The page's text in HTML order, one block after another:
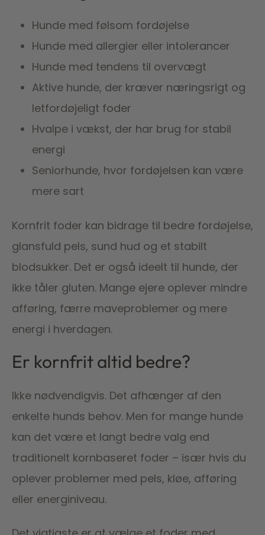
Hunde med følsom fordøjelse
Hunde med allergier eller intolerancer
Hunde med tendens til overvægt
Aktive hunde, der kræver næringsrigt og
letfordøjeligt foder
Hvalpe i vækst, der har brug for stabil
energi
Seniorhunde, hvor fordøjelsen kan være
mere sart
Kornfrit foder kan bidrage til bedre fordøjelse,
glansfuld pels, sund hud og et stabilt
blodsukker. Det er også ideelt til hunde, der
ikke tåler gluten. Mange ejere oplever mindre
afføring, færre maveproblemer og mere
energi i hverdagen.
Er kornfrit altid bedre?
Ikke nødvendigvis. Det afhænger af den
enkelte hunds behov. Men for mange hunde
kan det være et langt bedre valg end
traditionelt kornbaseret foder – især hvis du
oplever problemer med pels, kløe, afføring
eller energiniveau.